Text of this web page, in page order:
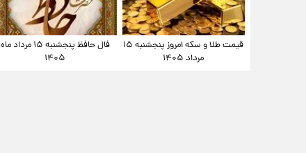
قیمت طلا و سکه امروز پنجشنبه ۱۵
مرداد ۱۴۰۵
فال حافظ پنجشنبه ۱۵ مرداد ماه
۱۴۰۵